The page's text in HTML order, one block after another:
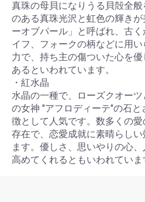
真珠の母貝になりうる貝殻全
のある真珠光沢と虹色の輝き
ーオブパール」と呼ばれ、古
イフ、フォークの柄などに用
力で、持ち主の傷ついた心を
あるといわれています。
・紅水晶
水晶の一種で、ローズクオー
の女神 "アフロディーテ"の石
徴として人気です。数多くの
存在で、恋愛成就に素晴らし
ます。優しさ、思いやりの心
高めてくれるともいわれていま